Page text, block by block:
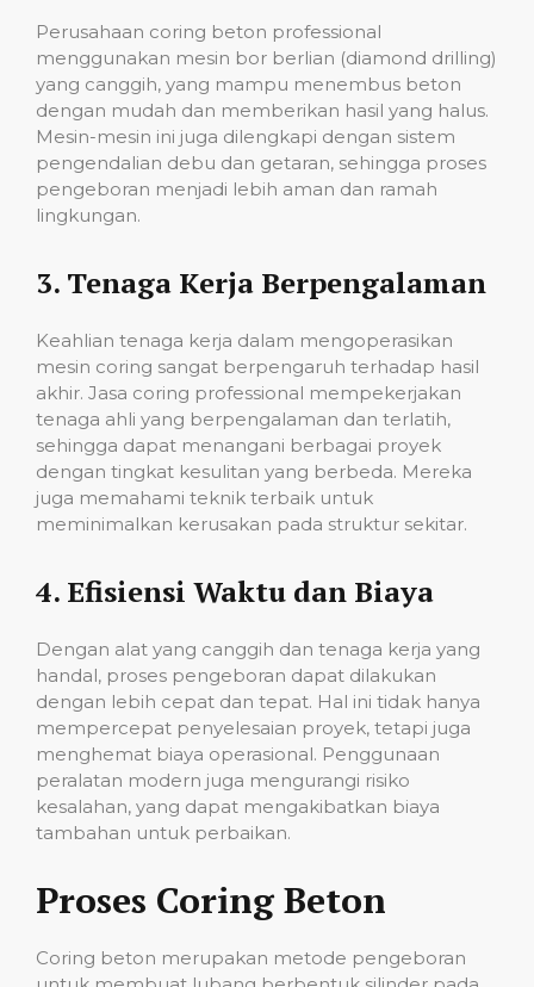
Perusahaan coring beton professional
menggunakan mesin bor berlian (diamond drilling)
yang canggih, yang mampu menembus beton
dengan mudah dan memberikan hasil yang halus.
Mesin-mesin ini juga dilengkapi dengan sistem
pengendalian debu dan getaran, sehingga proses
pengeboran menjadi lebih aman dan ramah
lingkungan.
3. Tenaga Kerja Berpengalaman
Keahlian tenaga kerja dalam mengoperasikan
mesin coring sangat berpengaruh terhadap hasil
akhir. Jasa coring professional mempekerjakan
tenaga ahli yang berpengalaman dan terlatih,
sehingga dapat menangani berbagai proyek
dengan tingkat kesulitan yang berbeda. Mereka
juga memahami teknik terbaik untuk
meminimalkan kerusakan pada struktur sekitar.
4. Efisiensi Waktu dan Biaya
Dengan alat yang canggih dan tenaga kerja yang
handal, proses pengeboran dapat dilakukan
dengan lebih cepat dan tepat. Hal ini tidak hanya
mempercepat penyelesaian proyek, tetapi juga
menghemat biaya operasional. Penggunaan
peralatan modern juga mengurangi risiko
kesalahan, yang dapat mengakibatkan biaya
tambahan untuk perbaikan.
Proses Coring Beton
Coring beton merupakan metode pengeboran